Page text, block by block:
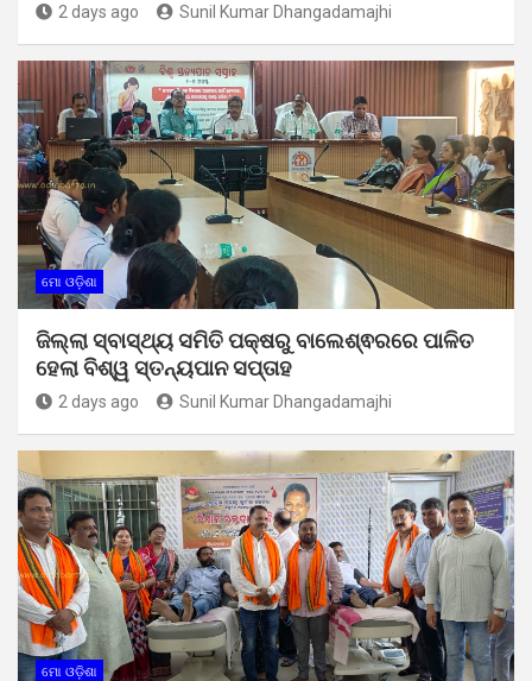
2 days ago Sunil Kumar Dhangadamajhi
ମୋ ଓଡ଼ିଶା
ଜିଲ୍ଲା ସ୍ବାସ୍ଥ୍ୟ ସମିତି ପକ୍ଷରୁ ବାଲେଶ୍ଵରରେ ପାଳିତ
ହେଲା ବିଶ୍ୱ ସ୍ତନ୍ୟପାନ ସପ୍ତାହ
2 days ago Sunil Kumar Dhangadamajhi
ମୋ ଓଡ଼ିଶା